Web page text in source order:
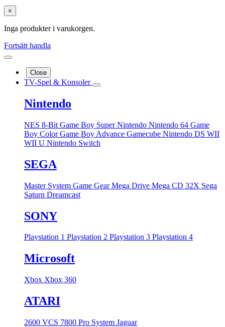
×
Inga produkter i varukorgen.
Fortsätt handla
Close
TV-Spel & Konsoler
Nintendo
NES 8-Bit Game Boy Super Nintendo Nintendo 64 Game
Boy ColorGame Boy Advance Gamecube Nintendo DS WII
WII U Nintendo Switch
SEGA
Master System Game GearMega Drive Mega CD 32X Sega
Saturn Dreamcast
SONY
Playstation 1 Playstation 2 Playstation 3 Playstation 4
Microsoft
Xbox Xbox 360
ATARI
2600 VCS 7800 Pro System Jaguar